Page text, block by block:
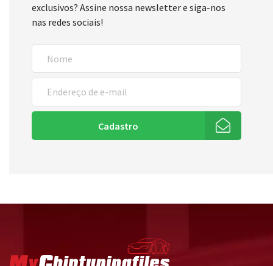
exclusivos? Assine nossa newsletter e siga-nos
nas redes sociais!
Cadastro